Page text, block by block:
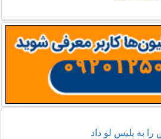
به پلیس لو داد